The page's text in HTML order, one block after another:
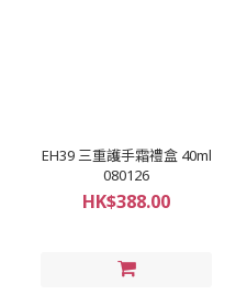
EH39 三重護手霜禮盒 40ml
080126
HK$388.00